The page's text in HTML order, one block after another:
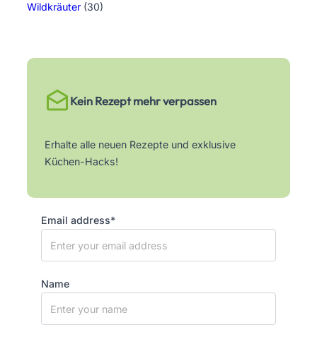
Wildkräuter (30)
Kein Rezept mehr verpassen
Erhalte alle neuen Rezepte und exklusive
Küchen-Hacks!
Email address*
Name